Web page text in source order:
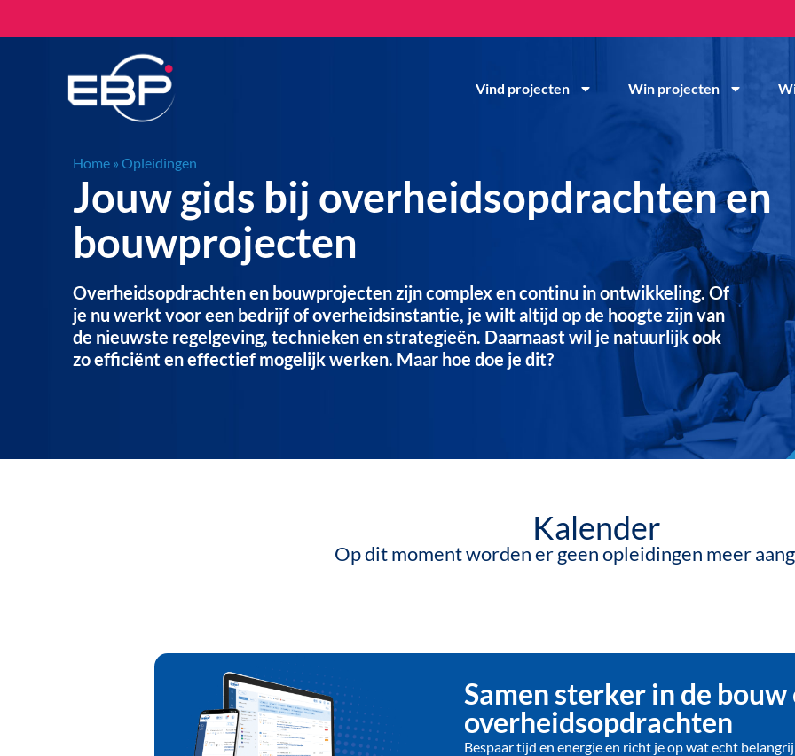
Vind projecten Win projecten
Home » Opleidingen
Jouw gids bij overheidsopdrachten en
bouwprojecten
Overheidsopdrachten en bouwprojecten zijn complex en continu in ontwikkeling. Of
je nu werkt voor een bedrijf of overheidsinstantie, je wilt altijd op de hoogte zijn van
de nieuwste regelgeving, technieken en strategieën. Daarnaast wil je natuurlijk ook
zo efficiënt en effectief mogelijk werken. Maar hoe doe je dit?
Kalender
Op dit moment worden er geen opleidingen meer
Samen sterker in de bouw
overheidsopdrachten
Bespaar tijd en energie en richt je op wat echt